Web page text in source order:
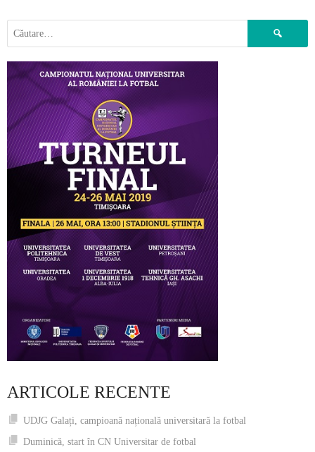
ARTICOLE RECENTE
UDJG Galați, campioană națională universitară la fotbal
Duminică, start în CN Universitar de fotbal